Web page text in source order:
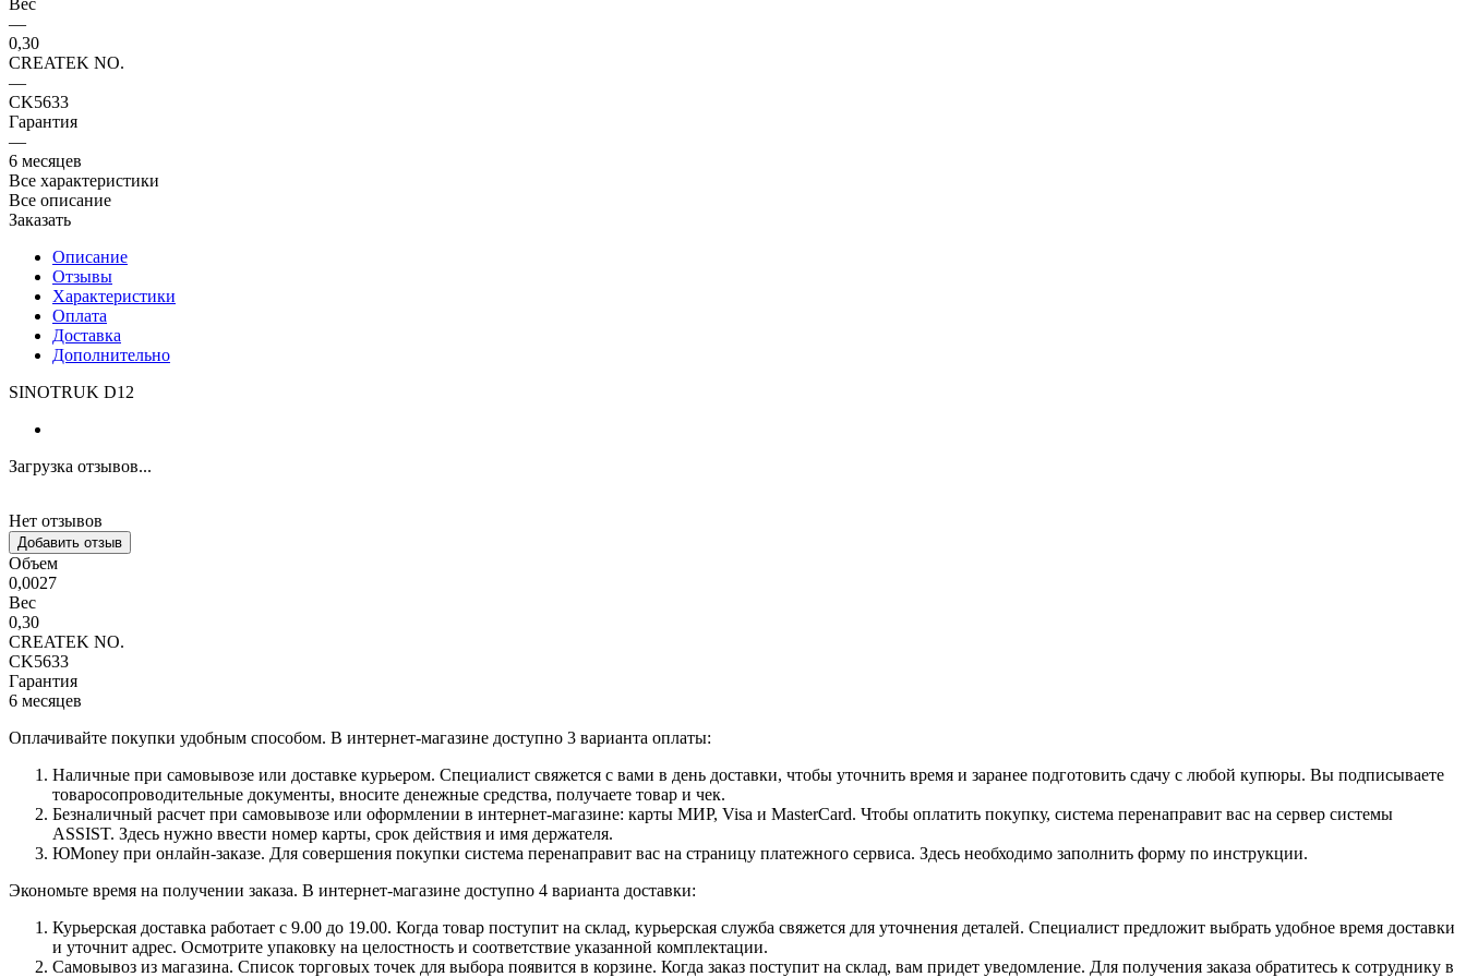
—
0,30
CREATEK NO.
—
CK5633
Гарантия
—
6 месяцев
Все характеристики
Все описание
Заказать
Описание
Отзывы
Характеристики
Оплата
Доставка
Дополнительно
SINOTRUK D12
Загрузка отзывов...
Нет отзывов
Добавить отзыв
Объем
0,0027
Вес
0,30
CREATEK NO.
CK5633
Гарантия
6 месяцев
Оплачивайте покупки удобным способом. В интернет-магазине доступно 3 варианта оплаты:
Наличные при самовывозе или доставке курьером. Специалист свяжется с вами в день доставки, чтобы уточнить время и заранее подготовить сдачу с любой купюры. Вы подписываете
товаросопроводительные документы, вносите денежные средства, получаете товар и чек.
Безналичный расчет при самовывозе или оформлении в интернет-магазине: карты МИР, Visa и MasterCard. Чтобы оплатить покупку, система перенаправит вас на сервер системы
ASSIST. Здесь нужно ввести номер карты, срок действия и имя держателя.
ЮMoney при онлайн-заказе. Для совершения покупки система перенаправит вас на страницу платежного сервиса. Здесь необходимо заполнить форму по инструкции.
Экономьте время на получении заказа. В интернет-магазине доступно 4 варианта доставки:
Курьерская доставка работает с 9.00 до 19.00. Когда товар поступит на склад, курьерская служба свяжется для уточнения деталей. Специалист предложит выбрать удобное время доставки
и уточнит адрес. Осмотрите упаковку на целостность и соответствие указанной комплектации.
Самовывоз из магазина. Список торговых точек для выбора появится в корзине. Когда заказ поступит на склад, вам придет уведомление. Для получения заказа обратитесь к сотруднику в